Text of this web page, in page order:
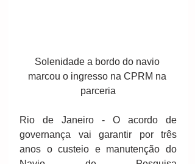
Solenidade a bordo do navio
marcou o ingresso na CPRM na
parceria
Rio de Janeiro - O acordo de
governança vai garantir por três
anos o custeio e manutenção do